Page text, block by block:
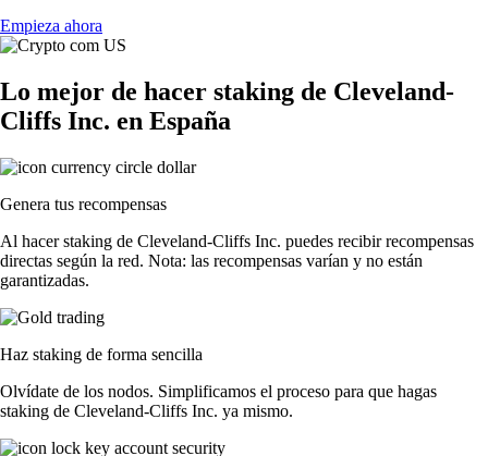
Empieza ahora
Lo mejor de hacer staking de Cleveland-
Cliffs Inc. en España
Genera tus recompensas
Al hacer staking de Cleveland-Cliffs Inc. puedes recibir recompensas
directas según la red. Nota: las recompensas varían y no están
garantizadas.
Haz staking de forma sencilla
Olvídate de los nodos. Simplificamos el proceso para que hagas
staking de Cleveland-Cliffs Inc. ya mismo.